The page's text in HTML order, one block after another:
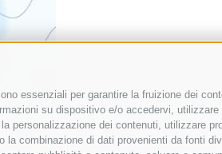
essenziali per garantire la fruizione dei
su dispositivo e/o accedervi,
personalizzazione dei contenuti, utilizzare
combinazione di dati provenienti da fonti